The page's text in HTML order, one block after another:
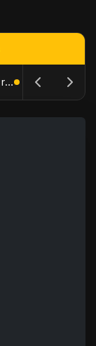
The Batman : Part II – Robert Pattinson replonge dans les ténèbres de Gotham dès octobre 2027